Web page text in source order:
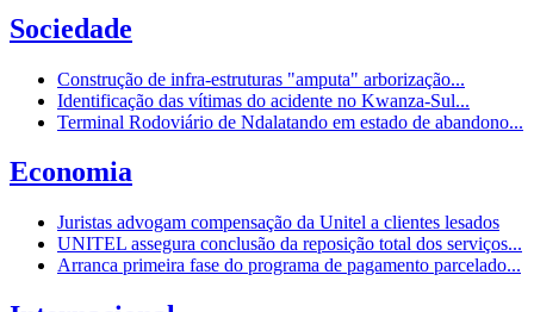
Sociedade
Construção de infra-estruturas "amputa" arborização...
Identificação das vítimas do acidente no Kwanza-Sul...
Terminal Rodoviário de Ndalatando em estado de abandono...
Economia
Juristas advogam compensação da Unitel a clientes lesados
UNITEL assegura conclusão da reposição total dos serviços...
Arranca primeira fase do programa de pagamento parcelado...